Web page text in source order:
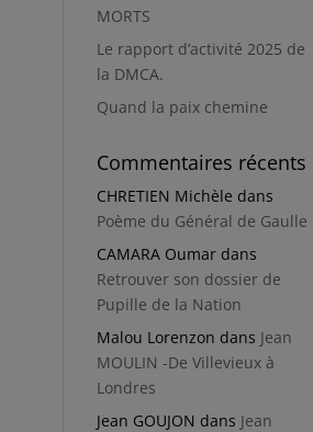
MORTS
Le rapport d’activité 2025 de
la DMCA.
Quand la paix chemine
Commentaires récents
CHRETIEN Michèle dans
Poème du Général de Gaulle
CAMARA Oumar dans
Retrouver son dossier de
Pupille de la Nation
Malou Lorenzon dans Jean
MOULIN -De Villevieux à
Londres
Jean GOUJON dans Jean